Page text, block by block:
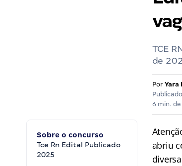
TCE
de
Por Yara
6 min.
Sobre o concurso
Tce Rn Edital Publicado
2025
abriu